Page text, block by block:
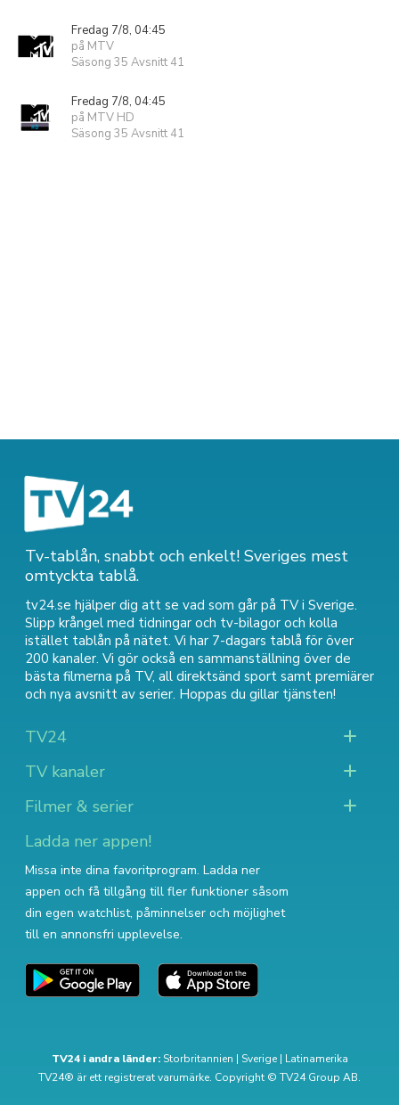
Fredag 7/8, 04:45
på MTV
Säsong 35 Avsnitt 41
Fredag 7/8, 04:45
på MTV HD
Säsong 35 Avsnitt 41
Tv-tablån, snabbt och enkelt! Sveriges mest
omtyckta tablå.
tv24.se hjälper dig att se vad som går på TV i Sverige.
Slipp krångel med tidningar och tv-bilagor och kolla
istället tablån på nätet. Vi har 7-dagars tablå för över
200 kanaler. Vi gör också en sammanställning över de
bästa filmerna på TV, all direktsänd sport samt premiärer
och nya avsnitt av serier. Hoppas du gillar tjänsten!
TV24
TV kanaler
Filmer & serier
Ladda ner appen!
Missa inte dina favoritprogram. Ladda ner
appen och få tillgång till fler funktioner såsom
din egen watchlist, påminnelser och möjlighet
till en annonsfri upplevelse.
TV24 i andra länder: Storbritannien | Sverige| Latinamerika
TV24® är ett registrerat varumärke. Copyright © TV24 Group AB.